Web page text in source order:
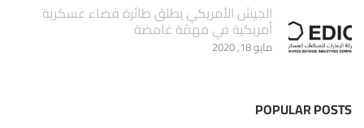
الجيش الأمريكي يطلق طائرة فضاء عسكرية
أمريكية في مهمّة غامضة
مايو 18, 2020
POPULAR POSTS